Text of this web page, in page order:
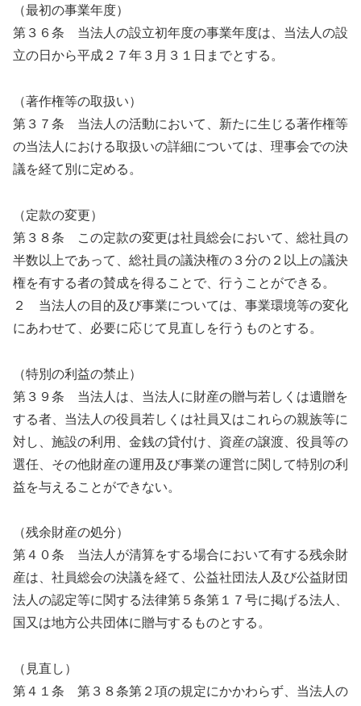
（最初の事業年度）
第３６条 当法人の設立初年度の事業年度は、当法人の設
立の日から平成２７年３月３１日までとする。
（著作権等の取扱い）
第３７条 当法人の活動において、新たに生じる著作権等
の当法人における取扱いの詳細については、理事会での決
議を経て別に定める。
（定款の変更）
第３８条 この定款の変更は社員総会において、総社員の
半数以上であって、総社員の議決権の３分の２以上の議決
権を有する者の賛成を得ることで、行うことができる。
２ 当法人の目的及び事業については、事業環境等の変化
にあわせて、必要に応じて見直しを行うものとする。
（特別の利益の禁止）
第３９条 当法人は、当法人に財産の贈与若しくは遺贈を
する者、当法人の役員若しくは社員又はこれらの親族等に
対し、施設の利用、金銭の貸付け、資産の譲渡、役員等の
選任、その他財産の運用及び事業の運営に関して特別の利
益を与えることができない。
（残余財産の処分）
第４０条 当法人が清算をする場合において有する残余財
産は、社員総会の決議を経て、公益社団法人及び公益財団
法人の認定等に関する法律第５条第１７号に掲げる法人、
国又は地方公共団体に贈与するものとする。
（見直し）
第４１条 第３８条第２項の規定にかかわらず、当法人の